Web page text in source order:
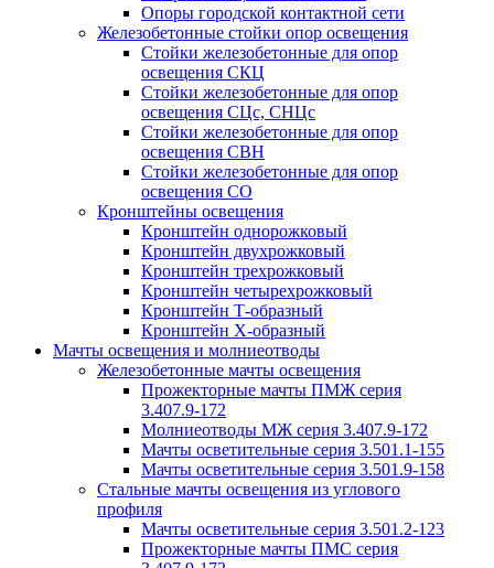
Опоры городской контактной сети
Железобетонные стойки опор освещения
Стойки железобетонные для опор
освещения СКЦ
Стойки железобетонные для опор
освещения СЦс, СНЦс
Стойки железобетонные для опор
освещения СВН
Стойки железобетонные для опор
освещения СО
Кронштейны освещения
Кронштейн однорожковый
Кронштейн двухрожковый
Кронштейн трехрожковый
Кронштейн четырехрожковый
Кронштейн Т-образный
Кронштейн Х-образный
Мачты освещения и молниеотводы
Железобетонные мачты освещения
Прожекторные мачты ПМЖ серия
3.407.9-172
Молниеотводы МЖ серия 3.407.9-172
Мачты осветительные серия 3.501.1-155
Мачты осветительные серия 3.501.9-158
Стальные мачты освещения из углового
профиля
Мачты осветительные серия 3.501.2-123
Прожекторные мачты ПМС серия